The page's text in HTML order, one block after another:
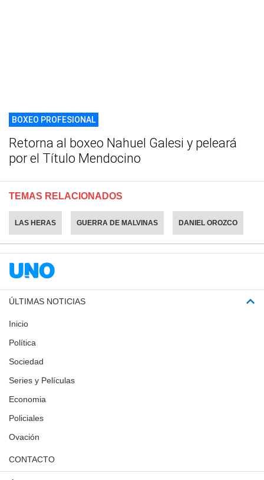
BOXEO PROFESIONAL
Retorna al boxeo Nahuel Galesi y peleará
por el Título Mendocino
TEMAS RELACIONADOS
LAS HERAS GUERRA DE MALVINAS DANIEL OROZCO
ÚLTIMAS NOTICIAS
Inicio
Política
Sociedad
Series y Películas
Economia
Policiales
Ovación
CONTACTO